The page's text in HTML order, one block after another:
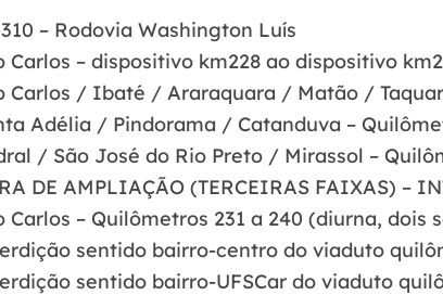
310 – Rodovia Washington Luís
Carlos – dispositivo km228 ao dispositivo
Carlos / Ibaté / Araraquara / Matão /
Adélia / Pindorama / Catanduva –
/ São José do Rio Preto / Mirassol –
DE AMPLIAÇÃO (TERCEIRAS FAIXAS) –
Carlos – Quilômetros 231 a 240 (diurna, dois
sentido bairro-centro do viaduto
sentido bairro-UFSCar do viaduto